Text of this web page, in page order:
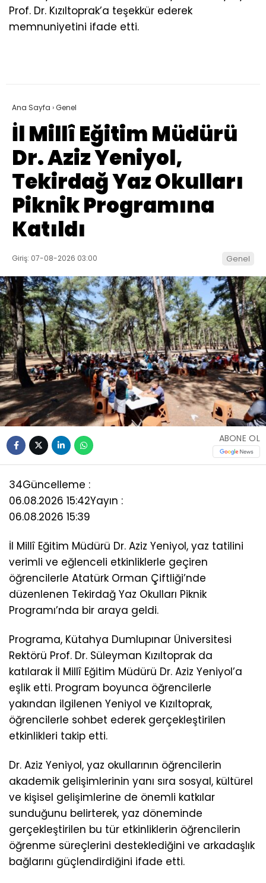
Prof. Dr. Kızıltoprak’a teşekkür ederek
memnuniyetini ifade etti.
Ana Sayfa ›Genel
İl Millî Eğitim Müdürü
Dr. Aziz Yeniyol,
Tekirdağ Yaz Okulları
Piknik Programına
Katıldı
Giriş: 07-08-2026 03:00 Genel
ABONE OL
34Güncelleme :
06.08.2026 15:42Yayın :
06.08.2026 15:39
İl Millî Eğitim Müdürü Dr. Aziz Yeniyol, yaz tatilini
verimli ve eğlenceli etkinliklerle geçiren
öğrencilerle Atatürk Orman Çiftliği’nde
düzenlenen Tekirdağ Yaz Okulları Piknik
Programı’nda bir araya geldi.
Programa, Kütahya Dumlupınar Üniversitesi
Rektörü Prof. Dr. Süleyman Kızıltoprak da
katılarak İl Millî Eğitim Müdürü Dr. Aziz Yeniyol’a
eşlik etti. Program boyunca öğrencilerle
yakından ilgilenen Yeniyol ve Kızıltoprak,
öğrencilerle sohbet ederek gerçekleştirilen
etkinlikleri takip etti.
Dr. Aziz Yeniyol, yaz okullarının öğrencilerin
akademik gelişimlerinin yanı sıra sosyal, kültürel
ve kişisel gelişimlerine de önemli katkılar
sunduğunu belirterek, yaz döneminde
gerçekleştirilen bu tür etkinliklerin öğrencilerin
öğrenme süreçlerini desteklediğini ve arkadaşlık
bağlarını güçlendirdiğini ifade etti.